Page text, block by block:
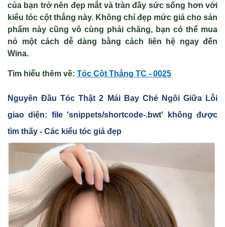
của bạn trở nên đẹp mắt và tràn đầy sức sống hơn với
kiểu tóc cột thẳng này. Không chỉ đẹp mức giá cho sản
phẩm này cũng vô cùng phải chăng, bạn có thể mua
nó một cách dễ dàng bằng cách liên hệ ngay đến
Wina.
Tìm hiểu thêm về: Tóc Cột Thẳng TC - 0025
Nguyên Đầu Tóc Thật 2 Mái Bay Chẻ Ngôi Giữa Lỗi
giao diện: file 'snippets/shortcode-.bwt' không được
tìm thấy - Các kiểu tóc giả đẹp